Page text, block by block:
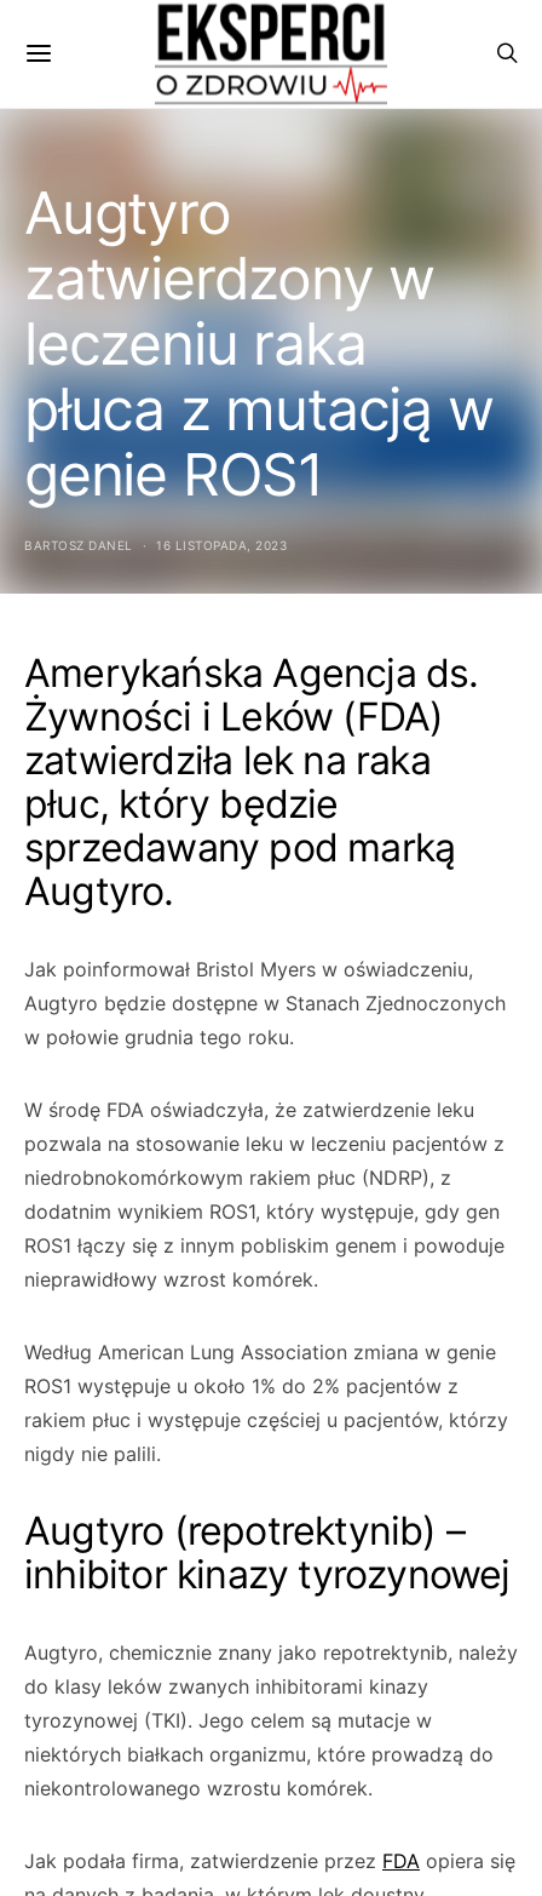
Augtyro
zatwierdzony w
leczeniu raka
płuca z mutacją w
genie ROS1
BARTOSZ DANEL 16 LISTOPADA, 2023
Amerykańska Agencja ds.
Żywności i Leków (FDA)
zatwierdziła lek na raka
płuc, który będzie
sprzedawany pod marką
Augtyro.
Jak poinformował Bristol Myers w oświadczeniu,
Augtyro będzie dostępne w Stanach Zjednoczonych
w połowie grudnia tego roku.
W środę FDA oświadczyła, że zatwierdzenie leku
pozwala na stosowanie leku w leczeniu pacjentów z
niedrobnokomórkowym rakiem płuc (NDRP), z
dodatnim wynikiem ROS1, który występuje, gdy gen
ROS1 łączy się z innym pobliskim genem i powoduje
nieprawidłowy wzrost komórek.
Według American Lung Association zmiana w genie
ROS1 występuje u około 1% do 2% pacjentów z
rakiem płuc i występuje częściej u pacjentów, którzy
nigdy nie palili.
Augtyro (repotrektynib) –
inhibitor kinazy tyrozynowej
Augtyro, chemicznie znany jako repotrektynib, należy
do klasy leków zwanych inhibitorami kinazy
tyrozynowej (TKI). Jego celem są mutacje w
niektórych białkach organizmu, które prowadzą do
niekontrolowanego wzrostu komórek.
Jak podała firma, zatwierdzenie przez FDA opiera się